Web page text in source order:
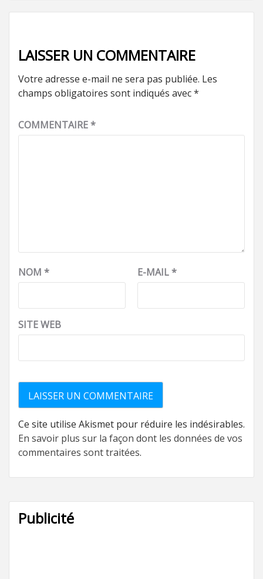
LAISSER UN COMMENTAIRE
Votre adresse e-mail ne sera pas publiée. Les
champs obligatoires sont indiqués avec*
COMMENTAIRE*
NOM * E-MAIL*
SITE WEB
Ce site utilise Akismet pour réduire les indésirables.
En savoir plus sur la façon dont les données de vos
commentaires sont traitées.
Publicité